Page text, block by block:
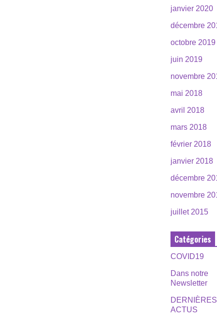
janvier 2020
décembre
octobre 2019
juin 2019
novembre
mai 2018
avril 2018
mars 2018
février 2018
janvier 2018
décembre
novembre
juillet 2015
Catégories
COVID19
Dans notre
Newsletter
DERNIÈRES
ACTUS